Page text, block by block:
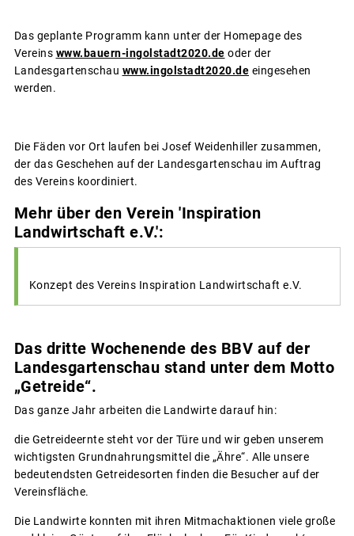
Das geplante Programm kann unter der Homepage des
Vereins www.bauern-ingolstadt2020.de oder der
Landesgartenschau www.ingolstadt2020.de eingesehen
werden.
Die Fäden vor Ort laufen bei Josef Weidenhiller zusammen,
der das Geschehen auf der Landesgartenschau im Auftrag
des Vereins koordiniert.
Mehr über den Verein 'Inspiration
Landwirtschaft e.V.':
Konzept des Vereins Inspiration Landwirtschaft e.V.
Das dritte Wochenende des BBV auf der
Landesgartenschau stand unter dem Motto
„Getreide“.
Das ganze Jahr arbeiten die Landwirte darauf hin:
die Getreideernte steht vor der Türe und wir geben unserem
wichtigsten Grundnahrungsmittel die „Ähre“. Alle unsere
bedeutendsten Getreidesorten finden die Besucher auf der
Vereinsfläche.
Die Landwirte konnten mit ihren Mitmachaktionen viele große